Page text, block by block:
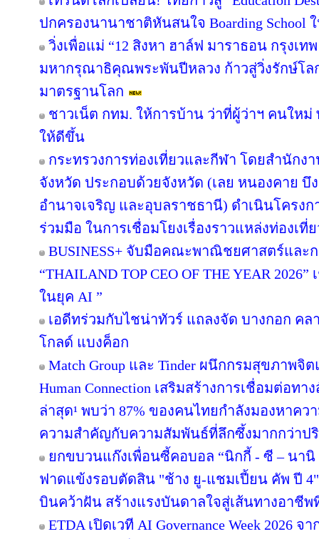
ปกครองนานาชาติหันสนใจ Boarding School
วิ่งเพื่อแม่ “12 สิงหา ฮาล์ฟ มาราธอน กรุงเท
มหากรุณาธิคุณพระพันปีหลวง ก้าวสู่วิ่งรักษ์โ
มาตรฐานโลก
ชาวเน็ต กทม. ให้การบ้าน ว่าที่ผู้ว่าฯ คนให
ให้ดีขึ้น
กระทรวงการท่องเที่ยวและกีฬา โดยสำนักง
จังหวัด ประกอบด้วยจังหวัด (เลย หนองคาย
อำนาจเจริญ และอุบลราชธานี) ดำเนินโครง
ร่วมมือ ในการเชื่อมโยงเรื่องราวแหล่งท่องเที่
BUSINESS+ จับมือคณะพาณิชยศาสตร์และ
“THAILAND TOP CEO OF THE YEAR
ในยุค AI ”
เอดีทร่วมกับไชน่าทัวร์ แถลงจัด บางกอก ค
โกลด์ แบงค็อก
Match Group และ Tinder ผนึกกรมสุขภาพ
Human Connection เสริมสร้างการเชื่อมต่อท
ล่าสุด¹ พบว่า 87% ของคนไทยกำลังมองหาค
ความสำคัญกับความสัมพันธ์ที่ลึกซึ้งมากกว่าป
ยกขบวนแก๊งเพื่อนซี้คอบอล “นิกกี้ - ซี – นานิ
ฟาดแข้งรอบตัดสิน "ช้าง ยู-แชมเปี้ยน คัพ ปี
บินคว้าฝัน สร้างแรงบันดาลใจสู่เส้นทางอาชี
ETDA เปิดเวที AI Governance Week 2026